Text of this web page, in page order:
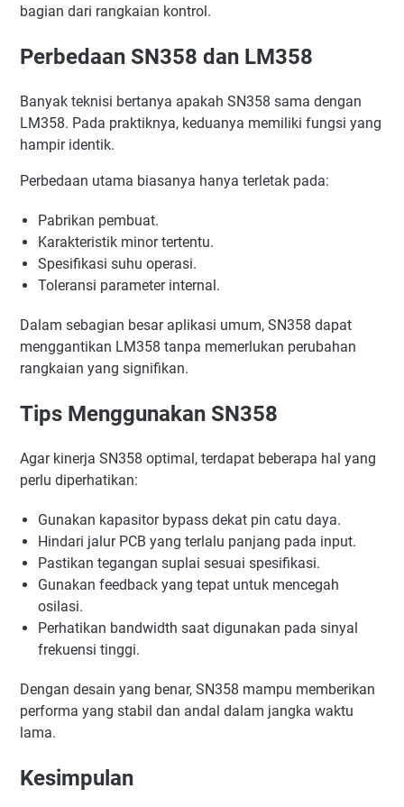
bagian dari rangkaian kontrol.
Perbedaan SN358 dan LM358
Banyak teknisi bertanya apakah SN358 sama dengan
LM358. Pada praktiknya, keduanya memiliki fungsi yang
hampir identik.
Perbedaan utama biasanya hanya terletak pada:
Pabrikan pembuat.
Karakteristik minor tertentu.
Spesifikasi suhu operasi.
Toleransi parameter internal.
Dalam sebagian besar aplikasi umum, SN358 dapat
menggantikan LM358 tanpa memerlukan perubahan
rangkaian yang signifikan.
Tips Menggunakan SN358
Agar kinerja SN358 optimal, terdapat beberapa hal yang
perlu diperhatikan:
Gunakan kapasitor bypass dekat pin catu daya.
Hindari jalur PCB yang terlalu panjang pada input.
Pastikan tegangan suplai sesuai spesifikasi.
Gunakan feedback yang tepat untuk mencegah
osilasi.
Perhatikan bandwidth saat digunakan pada sinyal
frekuensi tinggi.
Dengan desain yang benar, SN358 mampu memberikan
performa yang stabil dan andal dalam jangka waktu
lama.
Kesimpulan